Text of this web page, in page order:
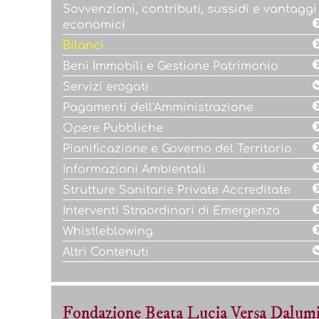
Sovvenzioni, contributi, sussidi e vantaggi
economici
Bilanci
Beni Immobili e Gestione Patrimonio
Servizi erogati
Pagamenti dell'Amministrazione
Opere Pubbliche
Pianificazione e Governo del Territorio
Informazioni Ambientali
Strutture Sanitarie Private Accreditate
Interventi Straordinari di Emergenza
Whistleblowing
Altri Contenuti
Fondazione Beata Lucia Versa